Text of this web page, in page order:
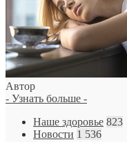
Автор
- Узнать больше -
Наше здоровье 823
Новости 1 536